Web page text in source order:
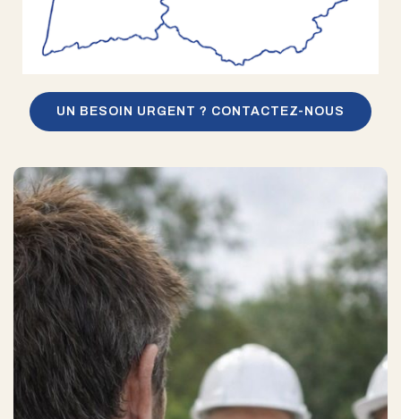
UN BESOIN URGENT ? CONTACTEZ-NOUS